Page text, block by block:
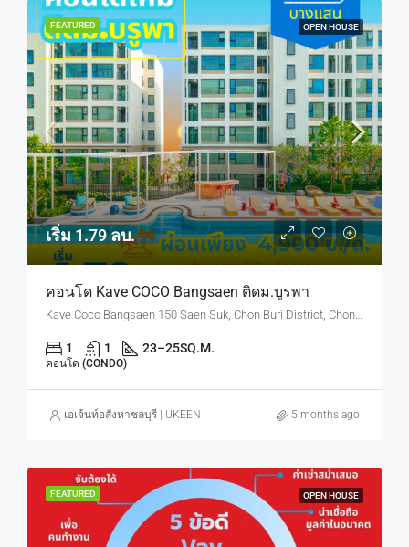
FEATURED OPEN HOUSE
เริ่ม 1.79 ลบ.
คอนโด Kave COCO Bangsaen ติดม.บูรพา
Kave Coco Bangsaen 150 Saen Suk, Chon Buri District, Chon Buri, Thailand
1 1 23–25SQ.M.
คอนโด (CONDO)
เอเจ้นท์อสังหาชลบุรี | UKEEN ASSET CO., LTD. 5 months ago
FEATURED OPEN HOUSE